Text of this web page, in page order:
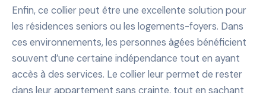
Enfin, ce collier peut être une excellente solution pour
les résidences seniors ou les logements-foyers. Dans
ces environnements, les personnes âgées bénéficient
souvent d’une certaine indépendance tout en ayant
accès à des services. Le collier leur permet de rester
dans leur appartement sans crainte, tout en sachant